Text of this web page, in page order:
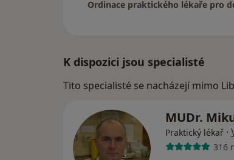
Ordinace praktického lékaře pro
K dispozici jsou specialisté
Tito specialisté se nacházejí mimo
MUDr.
Praktický lékař ·
316